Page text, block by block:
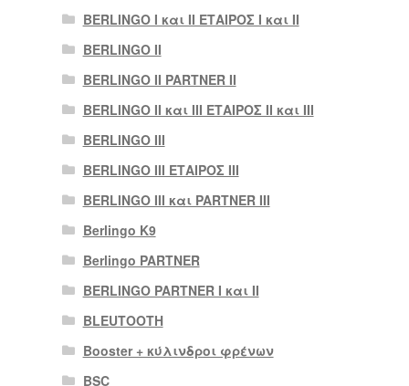
BERLINGO I και II ΕΤΑΙΡΟΣ I και II
BERLINGO II
BERLINGO II PARTNER II
BERLINGO II και III ΕΤΑΙΡΟΣ II και III
BERLINGO III
BERLINGO III ΕΤΑΙΡΟΣ III
BERLINGO III και PARTNER III
Berlingo K9
Berlingo PARTNER
BERLINGO PARTNER I και II
BLEUTOOTH
Booster + κύλινδροι φρένων
BSC